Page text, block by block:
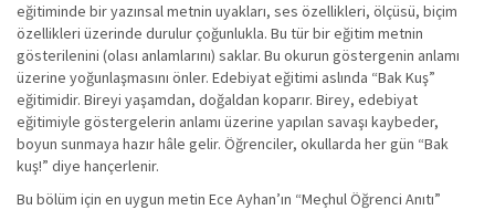
eğitiminde bir yazınsal metnin uyakları, ses özellikleri, ölçüsü, biçim
özellikleri üzerinde durulur çoğunlukla. Bu tür bir eğitim metnin
gösterilenini (olası anlamlarını) saklar. Bu okurun göstergenin anlamı
üzerine yoğunlaşmasını önler. Edebiyat eğitimi aslında “Bak Kuş”
eğitimidir. Bireyi yaşamdan, doğaldan koparır. Birey, edebiyat
eğitimiyle göstergelerin anlamı üzerine yapılan savaşı kaybeder,
boyun sunmaya hazır hâle gelir. Öğrenciler, okullarda her gün “Bak
kuş!” diye hançerlenir.
Bu bölüm için en uygun metin Ece Ayhan’ın “Meçhul Öğrenci Anıtı”